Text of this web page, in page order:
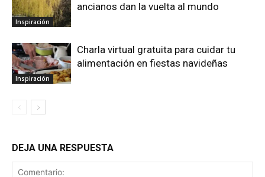
Inspiración
ancianos dan la vuelta al mundo
Inspiración
Charla virtual gratuita para cuidar tu
alimentación en fiestas navideñas
DEJA UNA RESPUESTA